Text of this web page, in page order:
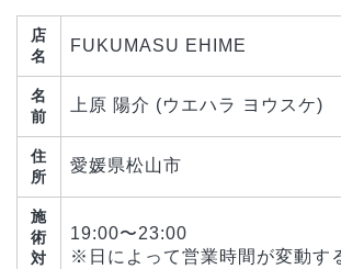
店
名
FUKUMASU EHIME
名
前
上原 陽介 (ウエハラ ヨウスケ)
住
所
愛媛県松山市
施
術
対
19:00〜23:00
※日によって営業時間が変動す